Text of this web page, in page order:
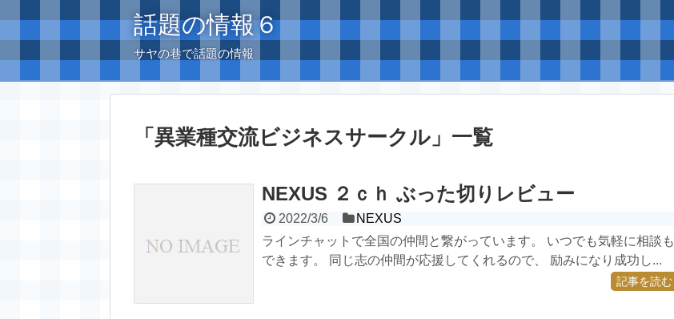
話題の情報６
サヤの巷で話題の情報
「 異業種交流ビジネスサークル 」 一覧
NEXUS ２ｃｈ ぶった切りレビュー
2022/3/6
NEXUS
ラインチャットで全国の仲間と繋がっています。 いつでも気軽に相談も
できます。 同じ志の仲間が応援してくれるので、 励みになり成功し...
記事を読む